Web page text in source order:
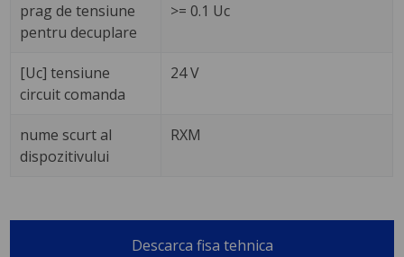
prag de tensiune
pentru decuplare
>= 0.1 Uc
[Uc] tensiune
circuit comanda
24 V
nume scurt al
dispozitivului
RXM
Descarca fisa tehnica